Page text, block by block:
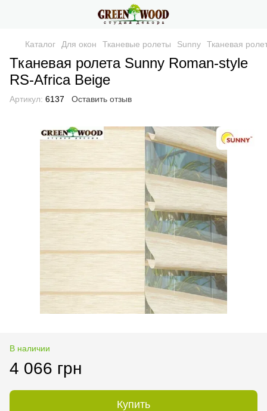
Каталог Для окон Тканевые ролеты Sunny Тканевая
Тканевая ролета Sunny Roman-style
RS-Africa Beige
Артикул: 6137 Оставить отзыв
В наличии
4 066 грн
Купить